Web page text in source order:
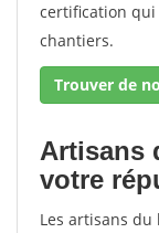
certification qui
chantiers.
Artisans
votre
Les artisans